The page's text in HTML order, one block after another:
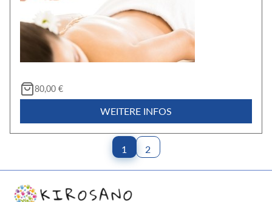
80,00 €
WEITERE INFOS
1 (current)
2